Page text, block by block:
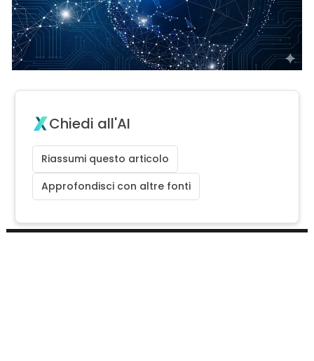
Chiedi all'AI
Riassumi questo articolo
Approfondisci con altre fonti